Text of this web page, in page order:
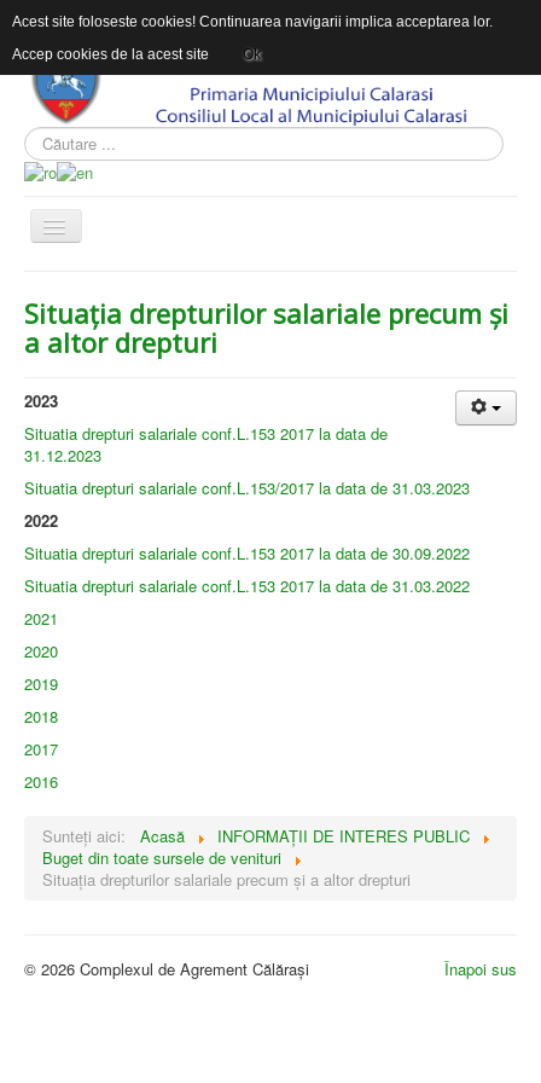
DESPRE COMPLEXUL DE AGREMENT
CONTACT
Situația drepturilor salariale precum și
a altor drepturi
2023
Situatia drepturi salariale conf.L.153 2017 la data de
31.12.2023
Situatia drepturi salariale conf.L.153/2017 la data de 31.03.2023
2022
Situatia drepturi salariale conf.L.153 2017 la data de 30.09.2022
Situatia drepturi salariale conf.L.153 2017 la data de 31.03.2022
2021
2020
2019
2018
2017
2016
Sunteți aici: Acasă
INFORMAŢII DE INTERES PUBLIC
Buget din toate sursele de venituri
Situația drepturilor salariale precum și a altor drepturi
Înapoi sus
© 2026 Complexul de Agrement Călărași
Acest site foloseste cookies! Continuarea navigarii implica acceptarea lor.
Accep cookies de la acest site
Ok